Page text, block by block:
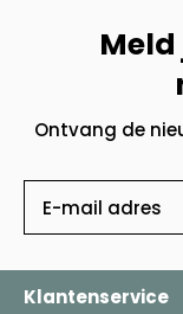
Meld
Ontvang de
Klantenservice